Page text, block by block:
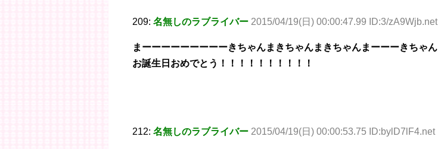
209: 名無しのラブライバー 2015/04/19(日) 00:00:47.99 ID:3/zA9Wjb.net
まーーーーーーーーーきちゃんまきちゃんまきちゃんまーーーきちゃん
お誕生日おめでとう！！！！！！！！！！
212: 名無しのラブライバー 2015/04/19(日) 00:00:53.75 ID:bylD7lF4.net